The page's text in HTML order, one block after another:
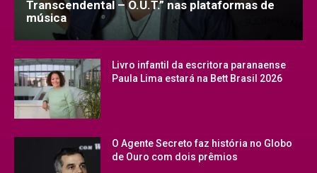
Transcendental – O.U.T.” nas plataformas de
música
Livro infantil da escritora paranaense
Paula Lima estará na Bett Brasil 2026
O Agente Secreto faz história no Globo
de Ouro com dois prêmios